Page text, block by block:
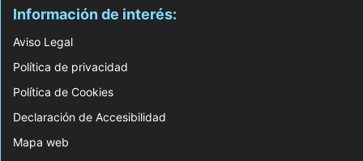
Información de interés:
Aviso Legal
Política de privacidad
Política de Cookies
Declaración de Accesibilidad
Mapa web